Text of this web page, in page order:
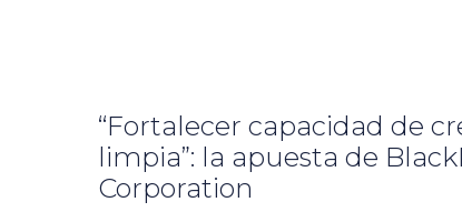
“Fortalecer capacidad de
limpia”: la apuesta de
Corporation